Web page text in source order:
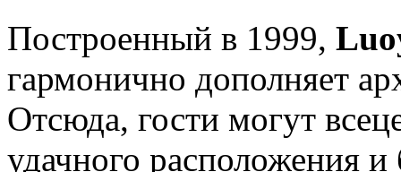
Построенный в 1999,
гармонично дополняет
Отсюда, гости могут
удачного расположения